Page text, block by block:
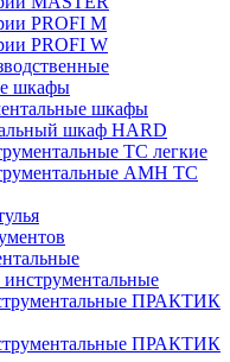
PROFI M
PROFI W
шкафы
шкафы
шкаф HARD
ТС легкие
AMH TC
ПРАКТИК
ПРАКТИК